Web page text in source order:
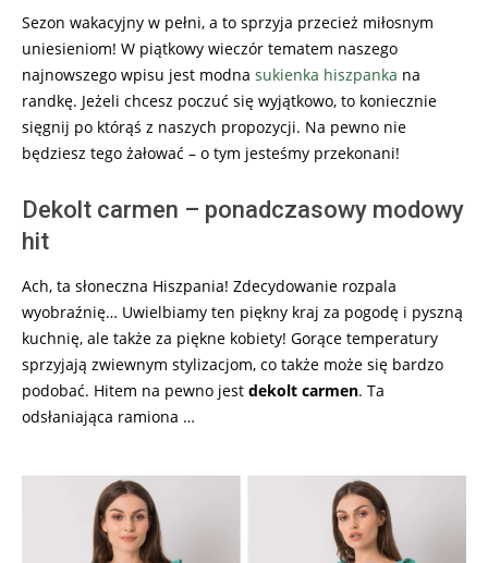
Sezon wakacyjny w pełni, a to sprzyja przecież miłosnym
uniesieniom! W piątkowy wieczór tematem naszego
najnowszego wpisu jest modna sukienka hiszpanka na
randkę. Jeżeli chcesz poczuć się wyjątkowo, to koniecznie
sięgnij po którąś z naszych propozycji. Na pewno nie
będziesz tego żałować – o tym jesteśmy przekonani!
Dekolt carmen – ponadczasowy modowy
hit
Ach, ta słoneczna Hiszpania! Zdecydowanie rozpala
wyobraźnię… Uwielbiamy ten piękny kraj za pogodę i pyszną
kuchnię, ale także za piękne kobiety! Gorące temperatury
sprzyjają zwiewnym stylizacjom, co także może się bardzo
podobać. Hitem na pewno jest dekolt carmen. Ta
odsłaniająca ramiona …